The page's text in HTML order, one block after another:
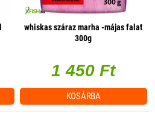
whiskas száraz marha -májas falat
300g
1 450 Ft
KOSÁRBA